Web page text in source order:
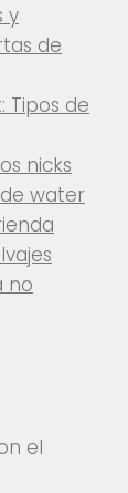
y
de
Tipos de
nicks
water
no
el